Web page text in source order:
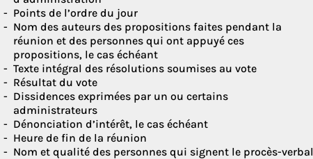
Points de l’ordre du jour
Nom des auteurs des propositions faites pendant la
réunion et des personnes qui ont appuyé ces
propositions, le cas échéant
Texte intégral des résolutions soumises au vote
Résultat du vote
Dissidences exprimées par un ou certains
administrateurs
Dénonciation d’intérêt, le cas échéant
Heure de fin de la réunion
Nom et qualité des personnes qui signent le procès-verbal